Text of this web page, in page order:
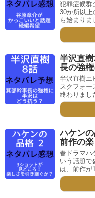
犯罪症候群
30か所以上
ら始まりま
半沢直
長の強
半沢直樹エ
スクフォー
終わりまし
ハケンの
前作の
春ドラマハ
いう話題で
は、前作が